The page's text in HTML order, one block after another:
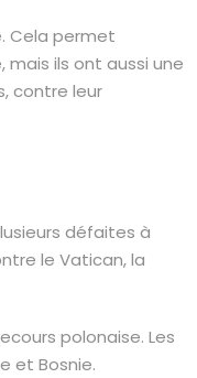
Cela permet
ils ont aussi une
contre leur
défaites à
le Vatican, la
polonaise. Les
et Bosnie.